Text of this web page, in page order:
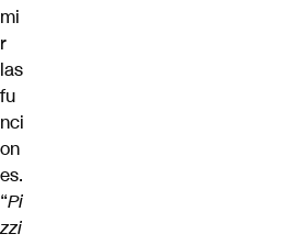
mi
r
las
fu
nci
on
es.
“Pi
zzi